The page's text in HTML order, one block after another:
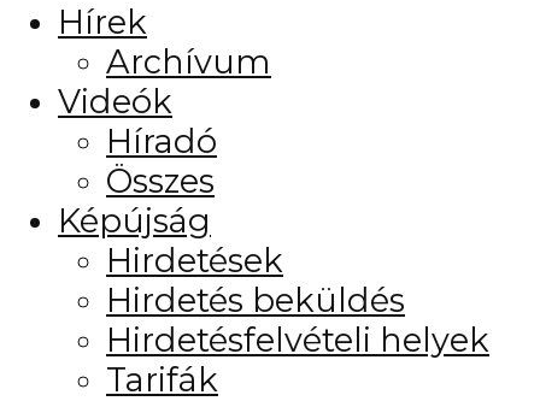
Hírek
Archívum
Videók
Híradó
Összes
Képújság
Hirdetések
Hirdetés beküldés
Hirdetésfelvételi helyek
Tarifák